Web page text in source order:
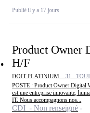
Publié il y a 17 jours
Product Owner
H/F
DOIT PLATINIUM - 31 -
POSTE : Product Owner Digital
est une entreprise innovante,
IT. Nous accompagnons nos...
CDI - Non renseigné